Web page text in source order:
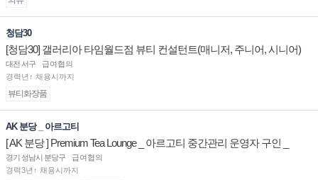
청담30
[청담30] 갤러리아 타임월드점 뷰티 컨설턴트(매니저, 주니어, 시니어)
채용
대전 서구
급여협의
경력년↑ 채용시까지
뷰티화장품
AK 분당 _ 아르고티
[ AK 분당 ] Premium Tea Lounge _ 아르고티 중간관리 운영자 구인 _
경기 성남시 분당구
급여협의
경력3년↑ 채용시까지